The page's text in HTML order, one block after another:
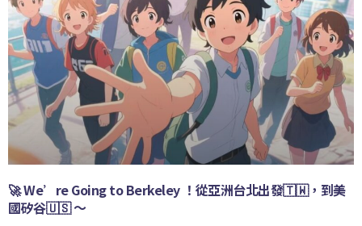
🚀 We’re Going to Berkeley ！從亞洲台北出發🇹🇼，到美
國矽谷🇺🇸 ～